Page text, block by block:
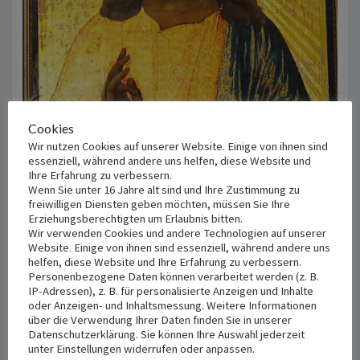
UM
DEN
UM DEN FRIEDEN DER
Cookies
Wir nutzen Cookies auf unserer Website. Einige von ihnen sind
essenziell, während andere uns helfen, diese Website und
Ihre Erfahrung zu verbessern.
Wenn Sie unter 16 Jahre alt sind und Ihre Zustimmung zu
freiwilligen Diensten geben möchten, müssen Sie Ihre
Erziehungsberechtigten um Erlaubnis bitten.
Wir verwenden Cookies und andere Technologien auf unserer
Website. Einige von ihnen sind essenziell, während andere uns
helfen, diese Website und Ihre Erfahrung zu verbessern.
Personenbezogene Daten können verarbeitet werden (z. B.
IP-Adressen), z. B. für personalisierte Anzeigen und Inhalte
oder Anzeigen- und Inhaltsmessung. Weitere Informationen
über die Verwendung Ihrer Daten finden Sie in unserer
Datenschutzerklärung. Sie können Ihre Auswahl jederzeit
unter Einstellungen widerrufen oder anpassen.